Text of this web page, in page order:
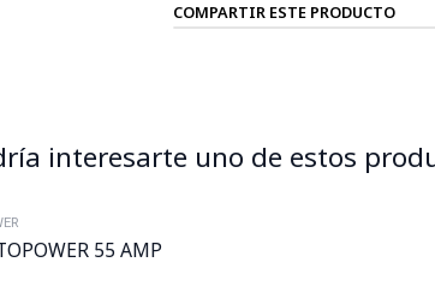
COMPARTIR ESTE PRODUCTO
interesarte uno de estos
55 AMP